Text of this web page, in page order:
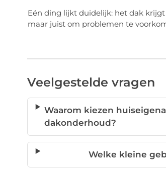
Eén ding lijkt duidelijk: het dak
maar juist om problemen te
Veelgestelde vragen
Waarom kiezen
dakonderhoud?
Welke kleine